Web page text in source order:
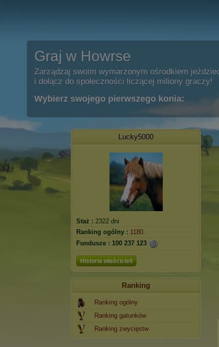
Graj w Howrse
Zarządzaj swoim wymarzonym ośrodkiem
i dołącz do społeczności liczącej miliony graczy!
Wybierz swojego pierwszego konia:
Lucky5000
Staż : 2322 dni
Ranking ogólny : 1180.
Fundusze : 100 237 123
Historia właścicieli
Ranking
Ranking ogólny
Ranking gatunków
Ranking zwycięstw